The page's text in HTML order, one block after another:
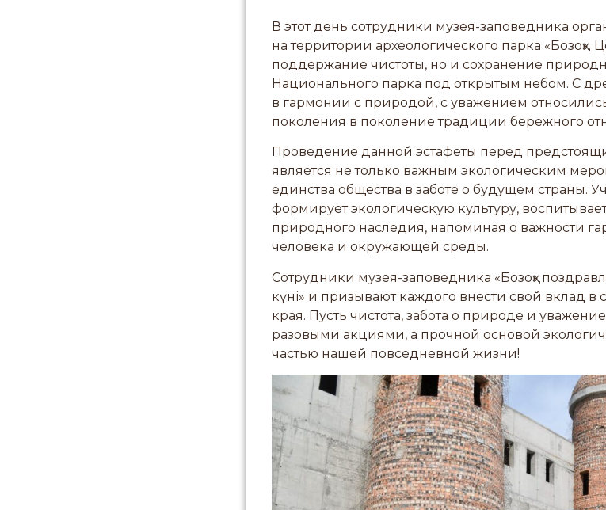
В этот день сотрудники музея-заповедника
на территории археологического парка «Бозоқ».
поддержание чистоты, но и сохранение
Национального парка под открытым небом. С
в гармонии с природой, с уважением
поколения в поколение традиции бережного
Проведение данной эстафеты перед
является не только важным экологическим
единства общества в заботе о будущем страны.
формирует экологическую культуру,
природного наследия, напоминая о важности
человека и окружающей среды.
Сотрудники музея-заповедника «Бозоқ»
күні» и призывают каждого внести свой вклад в
края. Пусть чистота, забота о природе и
разовыми акциями, а прочной основой
частью нашей повседневной жизни!